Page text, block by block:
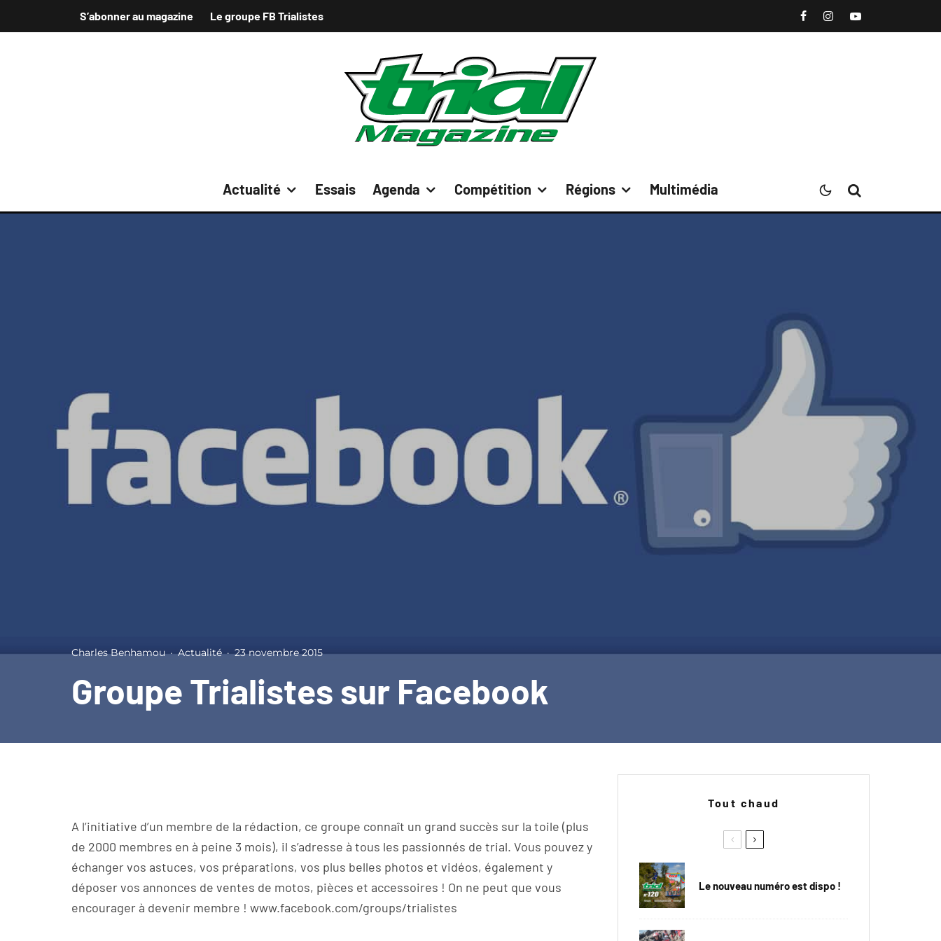
S’abonner au magazine Le groupe FB Trialistes
Actualité Essais Agenda Compétition Régions Multimédia
Charles Benhamou · Actualité · 23 novembre 2015
Groupe Trialistes sur Facebook
A l’initiative d’un membre de la rédaction, ce groupe connaît un grand succès sur la toile (plus
de 2000 membres en à peine 3 mois), il s’adresse à tous les passionnés de trial. Vous pouvez y
échanger vos astuces, vos préparations, vos plus belles photos et vidéos, également y
déposer vos annonces de ventes de motos, pièces et accessoires ! On ne peut que vous
encourager à devenir membre ! www.facebook.com/groups/trialistes
Tout chaud
Le nouveau numéro est dispo !